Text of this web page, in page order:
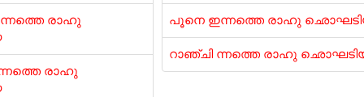
രാഹു
രാഹു
പൂനെ ഇന്നത്തെ രാഹു
റാഞ്ചി ന്നത്തെ രാഹു